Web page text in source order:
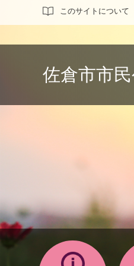
このサイトについて
サイト内検索
佐倉市市